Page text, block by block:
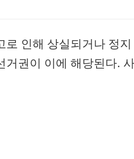
인해 상실되거나 정지
거권이 이에 해당된다.